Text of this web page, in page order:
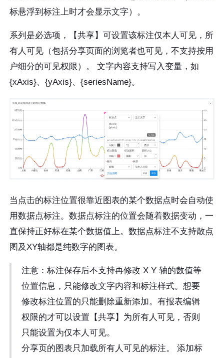
标悬浮到标注上时才会显示文字）。
系列是必选项，【共享】可设置该标注仅本人可见，所
有人可见（包括分享页面的浏览者也可见，不支持按用
户细分的可见权限）。 文字内容支持写入变量，如
{xAxis}、{yAxis}、{seriesName}。
当点击的标注位置很靠近图表的某个数据点时会自动使
用数据点标注。数据点标注的位置会随着数据变动，一
直保持正好标在某个数据值上。数据点标注不支持散点
图及XY轴都是纯数字的图表。
注意：标注保存后不支持再修改 X Y 轴的数值等
位置信息，只能修改文字内容和标注样式。想要
修改标注位置的只能删除重新添加。有报表编辑
权限的才可以设置【共享】为所有人可见，否则
只能设置为仅本人可见。
分享页的图表只加载所有人可见的标注。 添加标